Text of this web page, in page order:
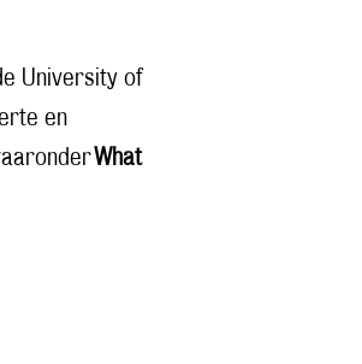
University of
en
What